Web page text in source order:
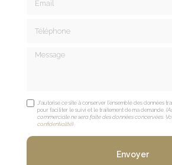
Message
J'autorise ce site à conserver l'ensemble des données
pour faciliter le suivi et le traitement de ma demande.
commerciale ne sera faite des données concervées.
confidentialité)